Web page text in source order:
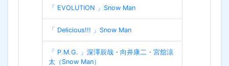
「 EVOLUTION 」Snow Man
「 Delicious!!! 」Snow Man
「 P.M.G. 」深澤辰哉・向井康二・宮舘涼
太（Snow Man）